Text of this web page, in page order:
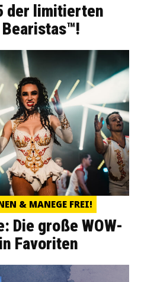
der limitierten
& MANEGE FREI!
Die große WOW-
Favoriten